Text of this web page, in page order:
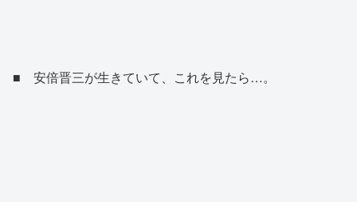
■ 安倍晋三が生きていて、これを見たら…。